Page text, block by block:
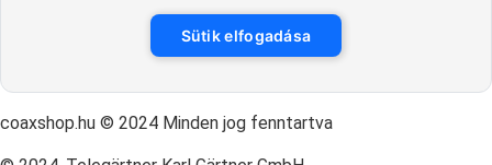
Sütik elfogadása
coaxshop.hu © 2024 Minden jog fenntartva